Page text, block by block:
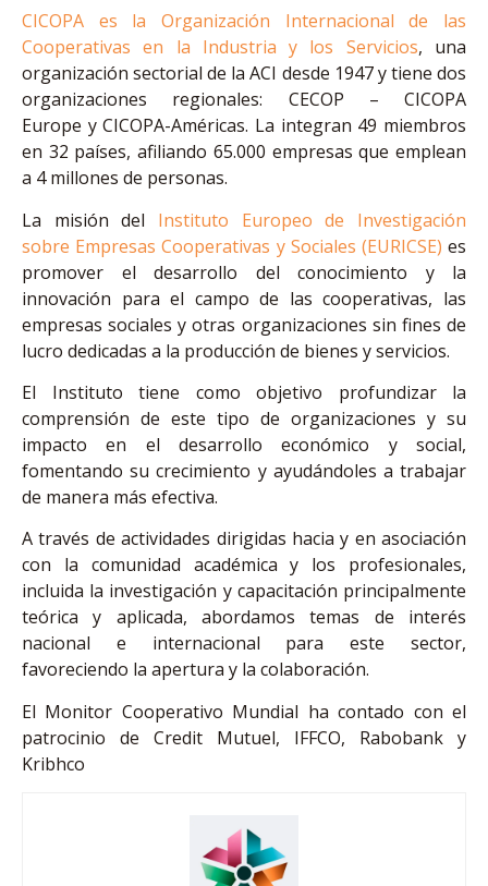
CICOPA es la Organización Internacional de las
Cooperativas en la Industria y los Servicios, una
organización sectorial de la ACI desde 1947 y tiene dos
organizaciones regionales: CECOP – CICOPA
Europe y CICOPA-Américas. La integran 49 miembros
en 32 países, afiliando 65.000 empresas que emplean
a 4 millones de personas.
La misión del Instituto Europeo de Investigación
sobre Empresas Cooperativas y Sociales (EURICSE) es
promover el desarrollo del conocimiento y la
innovación para el campo de las cooperativas, las
empresas sociales y otras organizaciones sin fines de
lucro dedicadas a la producción de bienes y servicios.
El Instituto tiene como objetivo profundizar la
comprensión de este tipo de organizaciones y su
impacto en el desarrollo económico y social,
fomentando su crecimiento y ayudándoles a trabajar
de manera más efectiva.
A través de actividades dirigidas hacia y en asociación
con la comunidad académica y los profesionales,
incluida la investigación y capacitación principalmente
teórica y aplicada, abordamos temas de interés
nacional e internacional para este sector,
favoreciendo la apertura y la colaboración.
El Monitor Cooperativo Mundial ha contado con el
patrocinio de Credit Mutuel, IFFCO, Rabobank y
Kribhco